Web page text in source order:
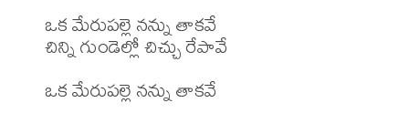
ఒక మేరుపల్లె నన్ను తాకవే
చిన్ని గుండెల్లో చిచ్చు రేపావే
ఒక మేరుపల్లె నన్ను తాకవే